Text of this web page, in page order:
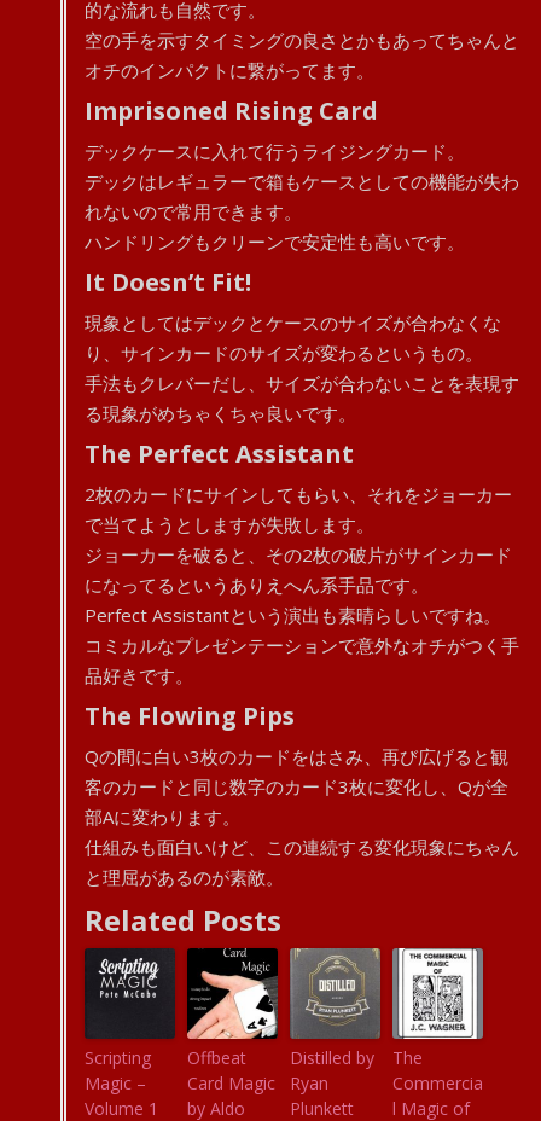
的な流れも自然です。
空の手を示すタイミングの良さとかもあってちゃんと
オチのインパクトに繋がってます。
Imprisoned Rising Card
デックケースに入れて行うライジングカード。
デックはレギュラーで箱もケースとしての機能が失わ
れないので常用できます。
ハンドリングもクリーンで安定性も高いです。
It Doesn’t Fit!
現象としてはデックとケースのサイズが合わなくな
り、サインカードのサイズが変わるというもの。
手法もクレバーだし、サイズが合わないことを表現す
る現象がめちゃくちゃ良いです。
The Perfect Assistant
2枚のカードにサインしてもらい、それをジョーカー
で当てようとしますが失敗します。
ジョーカーを破ると、その2枚の破片がサインカード
になってるというありえへん系手品です。
Perfect Assistantという演出も素晴らしいですね。
コミカルなプレゼンテーションで意外なオチがつく手
品好きです。
The Flowing Pips
Qの間に白い3枚のカードをはさみ、再び広げると観
客のカードと同じ数字のカード3枚に変化し、Qが全
部Aに変わります。
仕組みも面白いけど、この連続する変化現象にちゃん
と理屈があるのが素敵。
Related Posts
Scripting
Magic –
Volume 1
Offbeat
Card Magic
by Aldo
Distilled by
Ryan
Plunkett
The
Commercia
l Magic of